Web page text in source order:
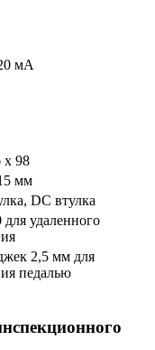
мА
x 98
мм
DC втулка
удаленного
2,5 мм для
педалью